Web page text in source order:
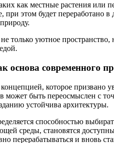
как местные растения или
при этом будет
не только уютное
основа современного
которое
быть переосмыслен с
устойчива архитектуры.
способностью
среды, становятся
перерабатываться и вновь